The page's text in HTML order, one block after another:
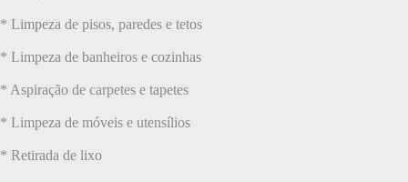
* Limpeza de pisos, paredes e tetos
* Limpeza de banheiros e cozinhas
* Aspiração de carpetes e tapetes
* Limpeza de móveis e utensílios
* Retirada de lixo